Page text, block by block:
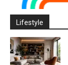
Lifestyle